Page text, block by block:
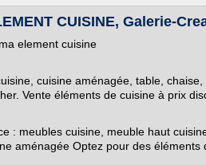
CUISINE, Galerie-
element cuisine
cuisine aménagée, table,
Vente éléments de cuisine à prix
: meubles cuisine, meuble haut
aménagée Optez pour des éléments